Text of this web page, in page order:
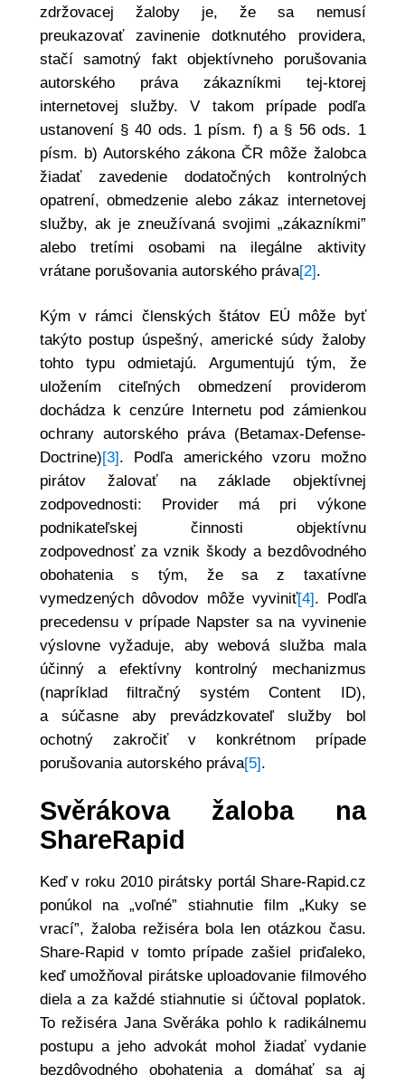
zdržovacej žaloby je, že sa nemusí
preukazovať zavinenie dotknutého providera,
stačí samotný fakt objektívneho porušovania
autorského práva zákazníkmi tej-ktorej
internetovej služby. V takom prípade podľa
ustanovení § 40 ods. 1 písm. f) a § 56 ods. 1
písm. b) Autorského zákona ČR môže žalobca
žiadať zavedenie dodatočných kontrolných
opatrení, obmedzenie alebo zákaz internetovej
služby, ak je zneužívaná svojimi „zákazníkmi”
alebo tretími osobami na ilegálne aktivity
vrátane porušovania autorského práva[2].
Kým v rámci členských štátov EÚ môže byť
takýto postup úspešný, americké súdy žaloby
tohto typu odmietajú. Argumentujú tým, že
uložením citeľných obmedzení providerom
dochádza k cenzúre Internetu pod zámienkou
ochrany autorského práva (Betamax-Defense-
Doctrine)[3]. Podľa amerického vzoru možno
pirátov žalovať na základe objektívnej
zodpovednosti: Provider má pri výkone
podnikateľskej činnosti objektívnu
zodpovednosť za vznik škody a bezdôvodného
obohatenia s tým, že sa z taxatívne
vymedzených dôvodov môže vyviniť[4]. Podľa
precedensu v prípade Napster sa na vyvinenie
výslovne vyžaduje, aby webová služba mala
účinný a efektívny kontrolný mechanizmus
(napríklad filtračný systém Content ID),
a súčasne aby prevádzkovateľ služby bol
ochotný zakročiť v konkrétnom prípade
porušovania autorského práva[5].
Svěrákova žaloba na
ShareRapid
Keď v roku 2010 pirátsky portál Share-Rapid.cz
ponúkol na „voľné” stiahnutie film „Kuky se
vrací”, žaloba režiséra bola len otázkou času.
Share-Rapid v tomto prípade zašiel priďaleko,
keď umožňoval pirátske uploadovanie filmového
diela a za každé stiahnutie si účtoval poplatok.
To režiséra Jana Svěráka pohlo k radikálnemu
postupu a jeho advokát mohol žiadať vydanie
bezdôvodného obohatenia a domáhať sa aj